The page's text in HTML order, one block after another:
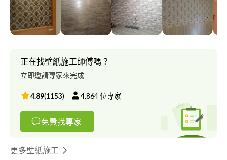
正在找壁紙施工師傅嗎？
立即邀請專家來完成
4.89(1153) 4,864位專家
免費找專家
更多壁紙施工